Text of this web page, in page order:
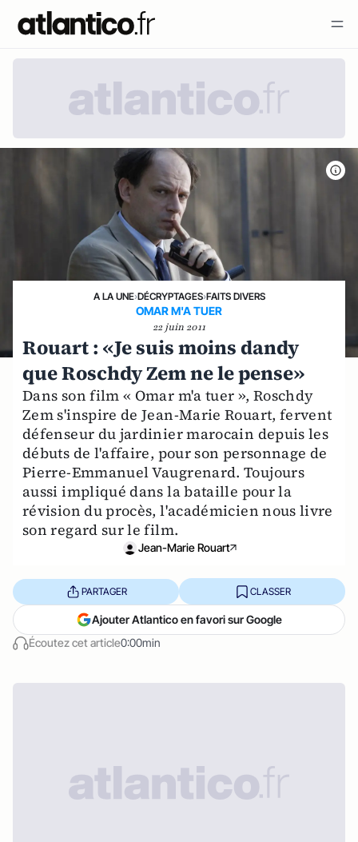
A LA UNE›DÉCRYPTAGES›FAITS DIVERS
OMAR M'A TUER
22 juin 2011
Rouart : «Je suis moins dandy
que Roschdy Zem ne le pense»
Dans son film « Omar m'a tuer », Roschdy
Zem s'inspire de Jean-Marie Rouart, fervent
défenseur du jardinier marocain depuis les
débuts de l'affaire, pour son personnage de
Pierre-Emmanuel Vaugrenard. Toujours
aussi impliqué dans la bataille pour la
révision du procès, l'académicien nous livre
son regard sur le film.
Jean-Marie Rouart
Écoutez cet article0:00min
PARTAGER CLASSER
Ajouter Atlantico en favori sur Google